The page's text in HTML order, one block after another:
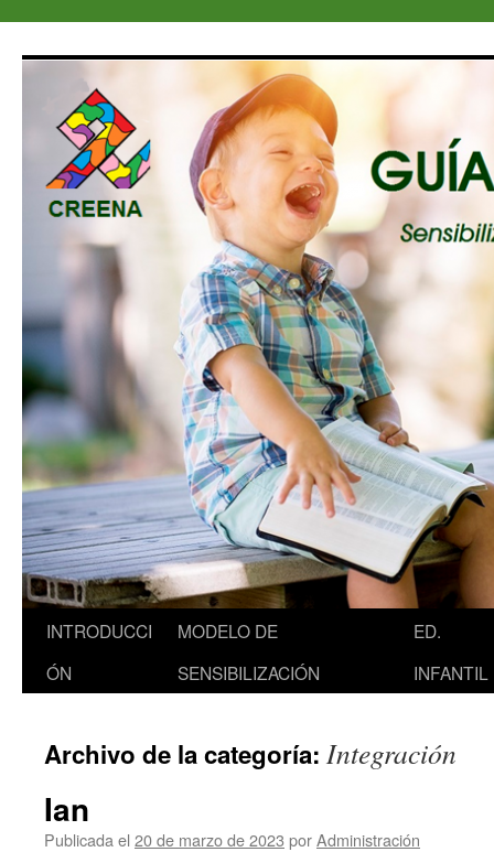
Saltar
INTRODUCCI
ÓN
MODELO DE
SENSIBILIZACIÓN
ED.
INFANTIL
Archivo de la categoría: Integración
Ian
Publicada el 20 de marzo de 2023 porAdministración